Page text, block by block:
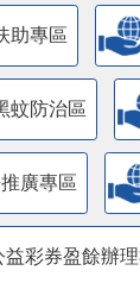
助專區
蚊防治區
廣專區
益彩券盈餘辦